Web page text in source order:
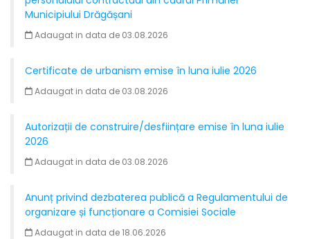
Municipiului Drăgășani
Adaugat in data de 03.08.2026
Certificate de urbanism emise în luna iulie 2026
Adaugat in data de 03.08.2026
Autorizații de construire/desființare emise în luna iulie
2026
Adaugat in data de 03.08.2026
Anunț privind dezbaterea publică a Regulamentului de
organizare și funcționare a Comisiei Sociale
Adaugat in data de 18.06.2026